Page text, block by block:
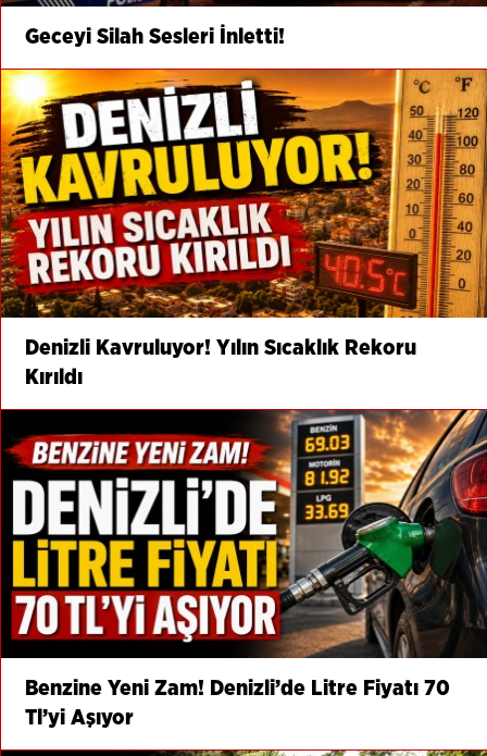
Geceyi Silah Sesleri İnletti!
Denizli Kavruluyor! Yılın Sıcaklık Rekoru
Kırıldı
Benzine Yeni Zam! Denizli’de Litre Fiyatı 70
Tl’yi Aşıyor